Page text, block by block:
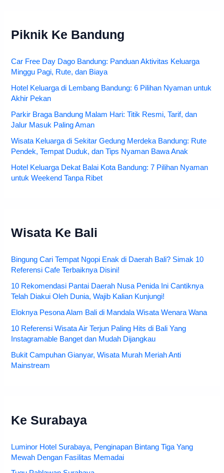
Piknik Ke Bandung
Car Free Day Dago Bandung: Panduan Aktivitas Keluarga
Minggu Pagi, Rute, dan Biaya
Hotel Keluarga di Lembang Bandung: 6 Pilihan Nyaman untuk
Akhir Pekan
Parkir Braga Bandung Malam Hari: Titik Resmi, Tarif, dan
Jalur Masuk Paling Aman
Wisata Keluarga di Sekitar Gedung Merdeka Bandung: Rute
Pendek, Tempat Duduk, dan Tips Nyaman Bawa Anak
Hotel Keluarga Dekat Balai Kota Bandung: 7 Pilihan Nyaman
untuk Weekend Tanpa Ribet
Wisata Ke Bali
Bingung Cari Tempat Ngopi Enak di Daerah Bali? Simak 10
Referensi Cafe Terbaiknya Disini!
10 Rekomendasi Pantai Daerah Nusa Penida Ini Cantiknya
Telah Diakui Oleh Dunia, Wajib Kalian Kunjungi!
Eloknya Pesona Alam Bali di Mandala Wisata Wenara Wana
10 Referensi Wisata Air Terjun Paling Hits di Bali Yang
Instagramable Banget dan Mudah Dijangkau
Bukit Campuhan Gianyar, Wisata Murah Meriah Anti
Mainstream
Ke Surabaya
Luminor Hotel Surabaya, Penginapan Bintang Tiga Yang
Mewah Dengan Fasilitas Memadai